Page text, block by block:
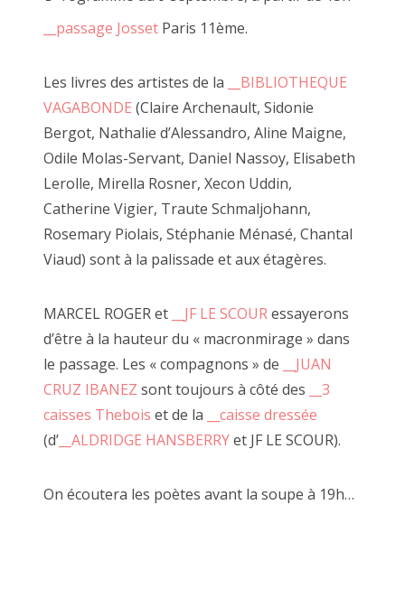
__passage Josset Paris 11ème.
Les livres des artistes de la
__BIBLIOTHEQUE
VAGABONDE (Claire Archenault, Sidonie
Bergot, Nathalie d’Alessandro, Aline Maigne,
Odile Molas-Servant, Daniel Nassoy, Elisabeth
Lerolle, Mirella Rosner, Xecon Uddin,
Catherine Vigier, Traute Schmaljohann,
Rosemary Piolais, Stéphanie Ménasé, Chantal
Viaud) sont à la palissade et aux étagères.
MARCEL ROGER et __JF LE SCOURessayerons
d’être à la hauteur du « macronmirage » dans
le passage. Les « compagnons » de
__JUAN
CRUZ IBANEZ sont toujours à côté des
__3
caisses Thebois et de la
__caisse dressée
(d’ __ALDRIDGE HANSBERRYet JF LE SCOUR).
On écoutera les poètes avant la soupe à 19h…
globale.
Mural vague à bonds, 16 novembre